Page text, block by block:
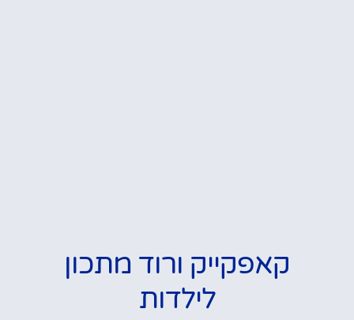
קאפקייק ורוד מתכון
לילדות